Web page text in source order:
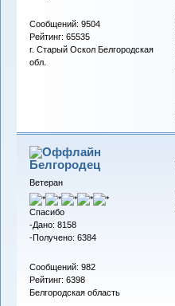
Сообщений: 9504
Рейтинг: 65535
г. Старый Оскол Белгородская
обл.
Белгородец
Ветеран
Спасибо
-Дано: 8158
-Получено: 6384
Сообщений: 982
Рейтинг: 6398
Белгородская область